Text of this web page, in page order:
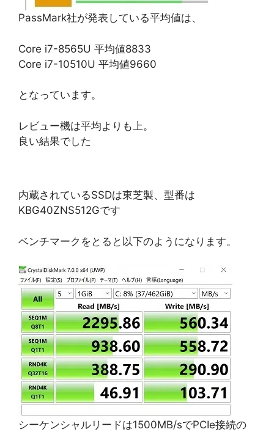
PassMark社が発表している平均値は、
Core i7-8565U 平均値8833
Core i7-10510U 平均値9660
となっています。
レビュー機は平均よりも上。
良い結果でした
内蔵されているSSDは東芝製、型番は
KBG40ZNS512Gです
ベンチマークをとると以下のようになります。
シーケンシャルリードは1500MB/sでPCIe接続の